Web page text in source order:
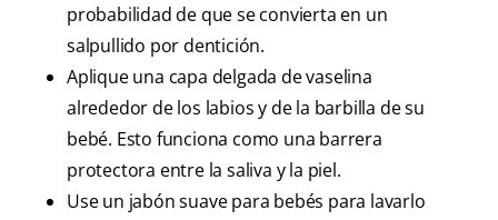
probabilidad de que se convierta en un
salpullido por dentición.
Aplique una capa delgada de vaselina
alrededor de los labios y de la barbilla de su
bebé. Esto funciona como una barrera
protectora entre la saliva y la piel.
Use un jabón suave para bebés para lavarlo